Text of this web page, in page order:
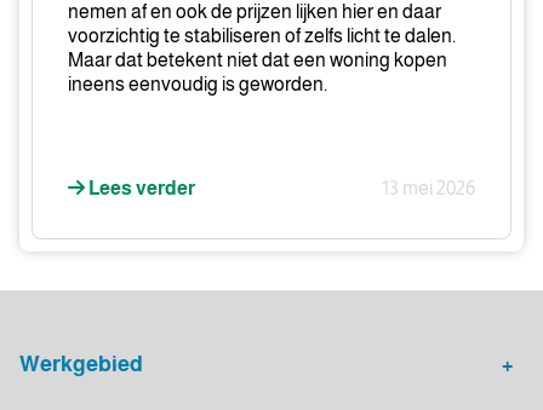
nemen af en ook de prijzen lijken hier en daar
voorzichtig te stabiliseren of zelfs licht te dalen.
Maar dat betekent niet dat een woning kopen
ineens eenvoudig is geworden.
Lees verder 13 mei 2026
Werkgebied